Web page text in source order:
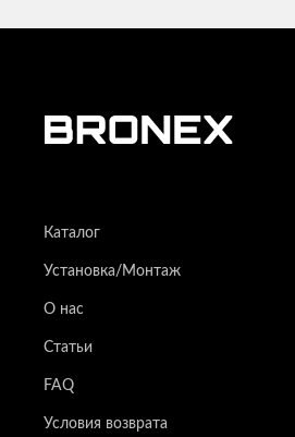
Каталог
Установка/Монтаж
О нас
Статьи
FAQ
Условия возврата